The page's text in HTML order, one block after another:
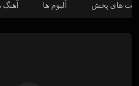
آهنگ آلبوم ها های پخش